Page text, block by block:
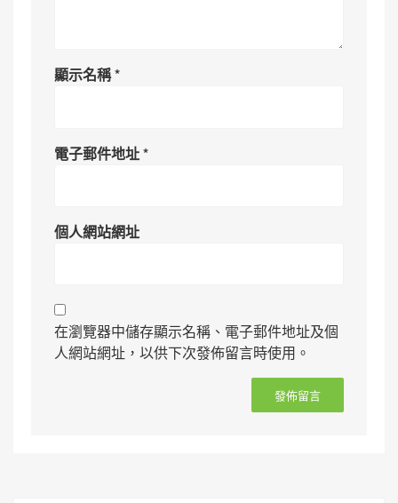
顯示名稱*
電子郵件地址*
個人網站網址
在瀏覽器中儲存顯示名稱、電子郵件地址及個
人網站網址，以供下次發佈留言時使用。